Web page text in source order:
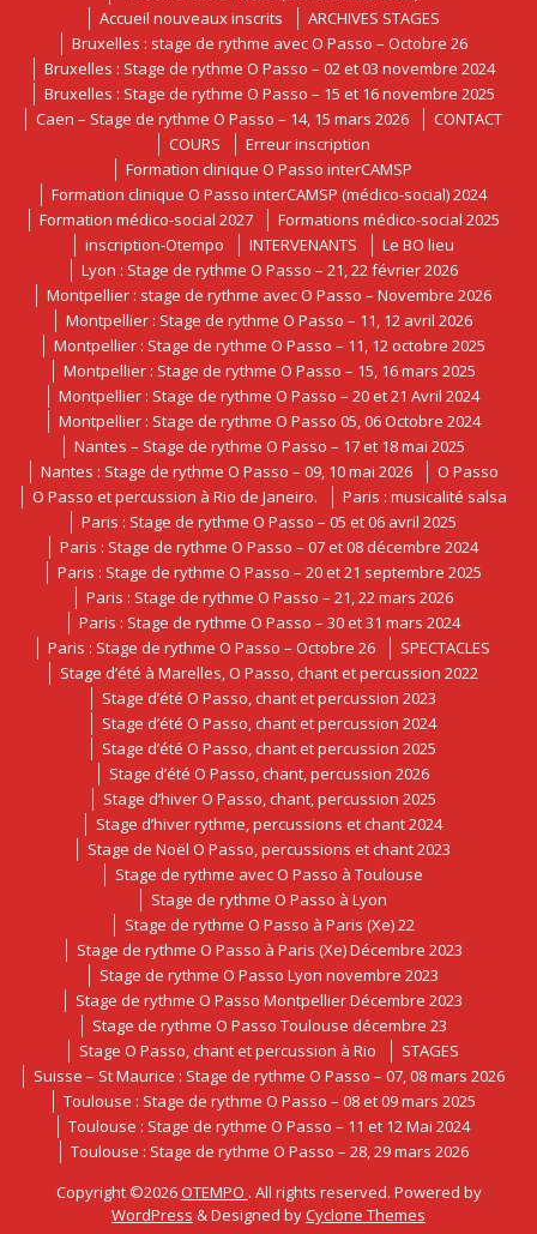
Accueil nouveaux inscrits
ARCHIVES STAGES
Bruxelles : stage de rythme avec O Passo – Octobre 26
Bruxelles : Stage de rythme O Passo – 02 et 03 novembre 2024
Bruxelles : Stage de rythme O Passo – 15 et 16 novembre 2025
Caen – Stage de rythme O Passo – 14, 15 mars 2026
CONTACT
COURS
Erreur inscription
Formation clinique O Passo interCAMSP
Formation clinique O Passo interCAMSP (médico-social) 2024
Formation médico-social 2027
Formations médico-social 2025
inscription-Otempo
INTERVENANTS
Le BO lieu
Lyon : Stage de rythme O Passo – 21, 22 février 2026
Montpellier : stage de rythme avec O Passo – Novembre 2026
Montpellier : Stage de rythme O Passo – 11, 12 avril 2026
Montpellier : Stage de rythme O Passo – 11, 12 octobre 2025
Montpellier : Stage de rythme O Passo – 15, 16 mars 2025
Montpellier : Stage de rythme O Passo – 20 et 21 Avril 2024
Montpellier : Stage de rythme O Passo 05, 06 Octobre 2024
Nantes – Stage de rythme O Passo – 17 et 18 mai 2025
Nantes : Stage de rythme O Passo – 09, 10 mai 2026
O Passo
O Passo et percussion à Rio de Janeiro.
Paris : musicalité salsa
Paris : Stage de rythme O Passo – 05 et 06 avril 2025
Paris : Stage de rythme O Passo – 07 et 08 décembre 2024
Paris : Stage de rythme O Passo – 20 et 21 septembre 2025
Paris : Stage de rythme O Passo – 21, 22 mars 2026
Paris : Stage de rythme O Passo – 30 et 31 mars 2024
Paris : Stage de rythme O Passo – Octobre 26
SPECTACLES
Stage d’été à Marelles, O Passo, chant et percussion 2022
Stage d’été O Passo, chant et percussion 2023
Stage d’été O Passo, chant et percussion 2024
Stage d’été O Passo, chant et percussion 2025
Stage d’été O Passo, chant, percussion 2026
Stage d’hiver O Passo, chant, percussion 2025
Stage d’hiver rythme, percussions et chant 2024
Stage de Noël O Passo, percussions et chant 2023
Stage de rythme avec O Passo à Toulouse
Stage de rythme O Passo à Lyon
Stage de rythme O Passo à Paris (Xe) 22
Stage de rythme O Passo à Paris (Xe) Décembre 2023
Stage de rythme O Passo Lyon novembre 2023
Stage de rythme O Passo Montpellier Décembre 2023
Stage de rythme O Passo Toulouse décembre 23
Stage O Passo, chant et percussion à Rio
STAGES
Suisse – St Maurice : Stage de rythme O Passo – 07, 08 mars 2026
Toulouse : Stage de rythme O Passo – 08 et 09 mars 2025
Toulouse : Stage de rythme O Passo – 11 et 12 Mai 2024
Toulouse : Stage de rythme O Passo – 28, 29 mars 2026
Copyright ©2026OTEMPO . All rights reserved. Powered by
WordPress &Designed byCyclone Themes